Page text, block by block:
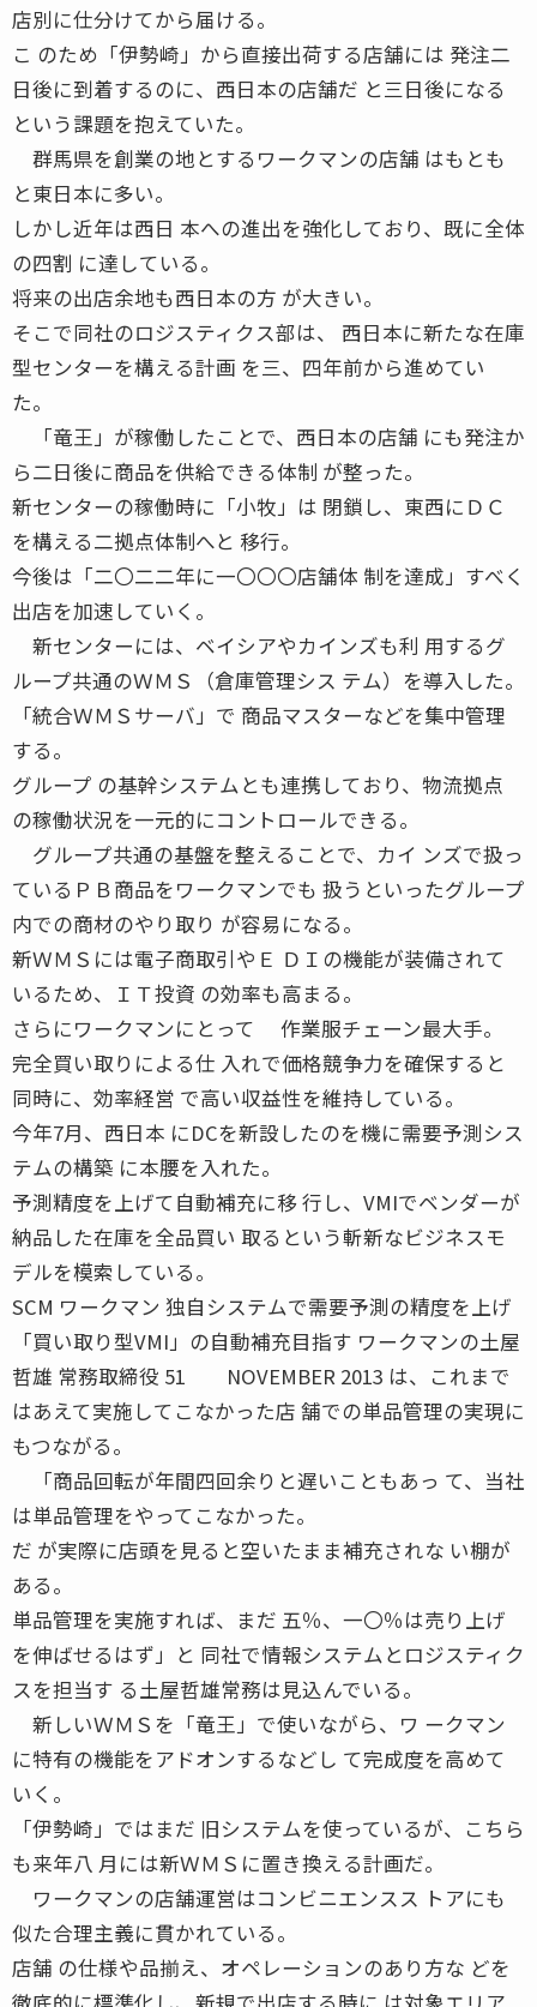
店別に仕分けてから届ける。
こ のため「伊勢崎」から直接出荷する店舗には 発注二
日後に到着するのに、西日本の店舗だ と三日後になる
という課題を抱えていた。
群馬県を創業の地とするワークマンの店舗 はもとも
と東日本に多い。
しかし近年は西日 本への進出を強化しており、既に全体
の四割 に達している。
将来の出店余地も西日本の方 が大きい。
そこで同社のロジスティクス部は、 西日本に新たな在庫
型センターを構える計画 を三、四年前から進めてい
た。
「竜王」が稼働したことで、西日本の店舗 にも発注か
ら二日後に商品を供給できる体制 が整った。
新センターの稼働時に「小牧」は 閉鎖し、東西にＤＣ
を構える二拠点体制へと 移行。
今後は「二〇二二年に一〇〇〇店舗体 制を達成」すべく
出店を加速していく。
新センターには、ベイシアやカインズも利 用するグ
ループ共通のＷＭＳ（倉庫管理シス テム）を導入した。
「統合ＷＭＳサーバ」で 商品マスターなどを集中管理
する。
グループ の基幹システムとも連携しており、物流拠点
の稼働状況を一元的にコントロールできる。
グループ共通の基盤を整えることで、カイ ンズで扱っ
ているＰＢ商品をワークマンでも 扱うといったグループ
内での商材のやり取り が容易になる。
新ＷＭＳには電子商取引やＥ ＤＩの機能が装備されて
いるため、ＩＴ投資 の効率も高まる。
さらにワークマンにとって 作業服チェーン最大手。
完全買い取りによる仕 入れで価格競争力を確保すると
同時に、効率経営 で高い収益性を維持している。
今年7月、西日本 にDCを新設したのを機に需要予測シス
テムの構築 に本腰を入れた。
予測精度を上げて自動補充に移 行し、VMIでベンダーが
納品した在庫を全品買い 取るという斬新なビジネスモ
デルを模索している。
SCM ワークマン 独自システムで需要予測の精度を上げ
「買い取り型VMI」の自動補充目指す ワークマンの土屋
哲雄 常務取締役 51 NOVEMBER 2013 は、これまで
はあえて実施してこなかった店 舗での単品管理の実現に
もつながる。
「商品回転が年間四回余りと遅いこともあっ て、当社
は単品管理をやってこなかった。
だ が実際に店頭を見ると空いたまま補充されな い棚が
ある。
単品管理を実施すれば、まだ 五％、一〇％は売り上げ
を伸ばせるはず」と 同社で情報システムとロジスティク
スを担当す る土屋哲雄常務は見込んでいる。
新しいＷＭＳを「竜王」で使いながら、ワ ークマン
に特有の機能をアドオンするなどし て完成度を高めて
いく。
「伊勢崎」ではまだ 旧システムを使っているが、こちら
も来年八 月には新ＷＭＳに置き換える計画だ。
ワークマンの店舗運営はコンビニエンスス トアにも
似た合理主義に貫かれている。
店舗 の仕様や品揃え、オペレーションのあり方な どを